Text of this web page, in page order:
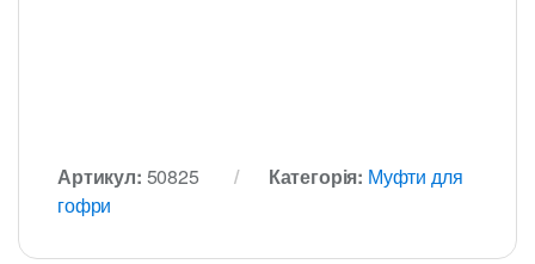
Артикул: 50825 Категорія: Муфти для
гофри